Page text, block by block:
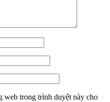
web trong trình duyệt này cho